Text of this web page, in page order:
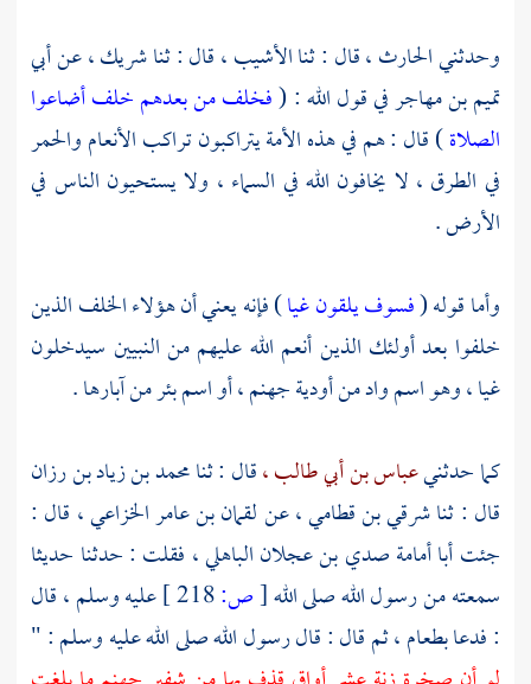
وحدثنيالحارث ،قال : ثناالأشيب ،قال : ثناشريك ،عنأبي
تميم بن مهاجرفي قول الله : (فخلف من بعدهم خلف أضاعوا
الصلاة) قال : هم في هذه الأمة يتراكبون تراكب الأنعام والحمر
في الطرق ، لا يخافون الله في السماء ، ولا يستحيون الناس في
الأرض .
وأما قوله (فسوف يلقون غيا) فإنه يعني أن هؤلاء الخلف الذين
خلفوا بعد أولئك الذين أنعم الله عليهم من النبيين سيدخلون
غيا ، وهو اسم واد من أودية جهنم ، أو اسم بئر من آبارها .
كما حدثنيعباس بن أبي طالب ،قال : ثنامحمد بن زياد بن رزان
قال : ثناشرقي بن قطامي ،عنلقمان بن عامر الخزاعي ، قال :
جئتأبا أمامة صدي بن عجلان الباهلي ، فقلت : حدثنا حديثا
سمعته من رسول الله صلى الله[ص:
عليه وسلم ، قال
: فدعا بطعام ، ثم قال : قال رسول الله صلى الله عليه وسلم : "